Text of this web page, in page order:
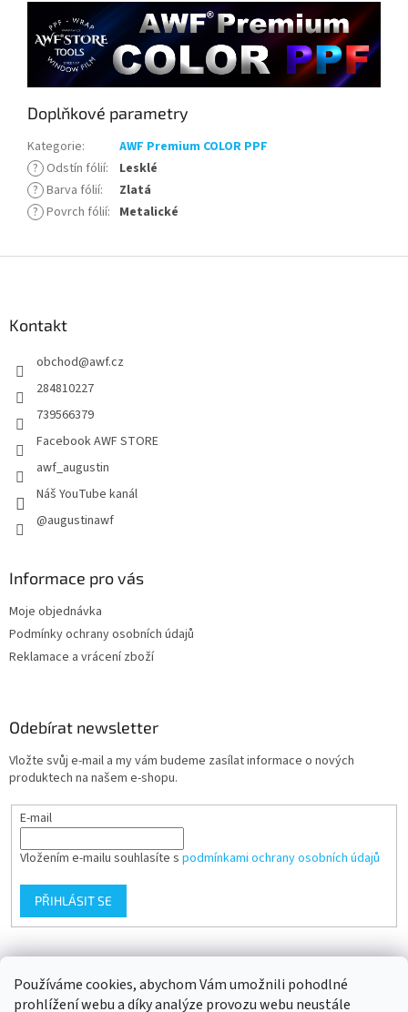
Používáme cookies, abychom Vám umožnili pohodlné
prohlížení webu a díky analýze provozu webu neustále
Doplňkové parametry
Kategorie:
AWF Premium COLOR PPF
? Odstín fólií:
Lesklé
? Barva fólií:
Zlatá
? Povrch fólií: Metalické
Kontakt
obchod@awf.cz
284810227
739566379
Facebook AWF STORE
awf_augustin
Náš YouTube kanál
@augustinawf
Informace pro vás
Moje objednávka
Podmínky ochrany osobních údajů
Reklamace a vrácení zboží
Odebírat newsletter
Vložte svůj e-mail a my vám budeme zasílat informace o nových
produktech na našem e-shopu.
E-mail
Vložením e-mailu souhlasíte s podmínkami ochrany osobních údajů
PŘIHLÁSIT SE